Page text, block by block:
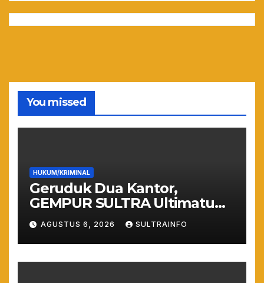
You missed
HUKUM/KRIMINAL
Geruduk Dua Kantor,
GEMPUR SULTRA Ultimatum
Keras: Lahan Puuwatu Siap
Diduduki Jika Tak Ada
Kepastian Hukum
AGUSTUS 6, 2026 SULTRAINFO